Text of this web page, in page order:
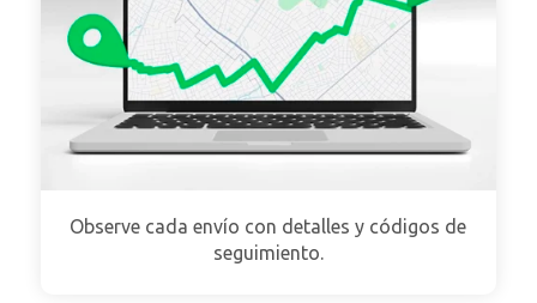
Observe cada envío con detalles y códigos de
seguimiento.